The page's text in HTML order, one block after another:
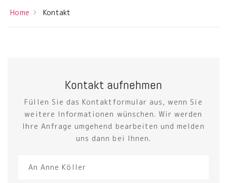
Home Kontakt
Kontakt aufnehmen
Füllen Sie das Kontaktformular aus, wenn Sie
weitere Informationen wünschen. Wir werden
Ihre Anfrage umgehend bearbeiten und melden
uns dann bei Ihnen.